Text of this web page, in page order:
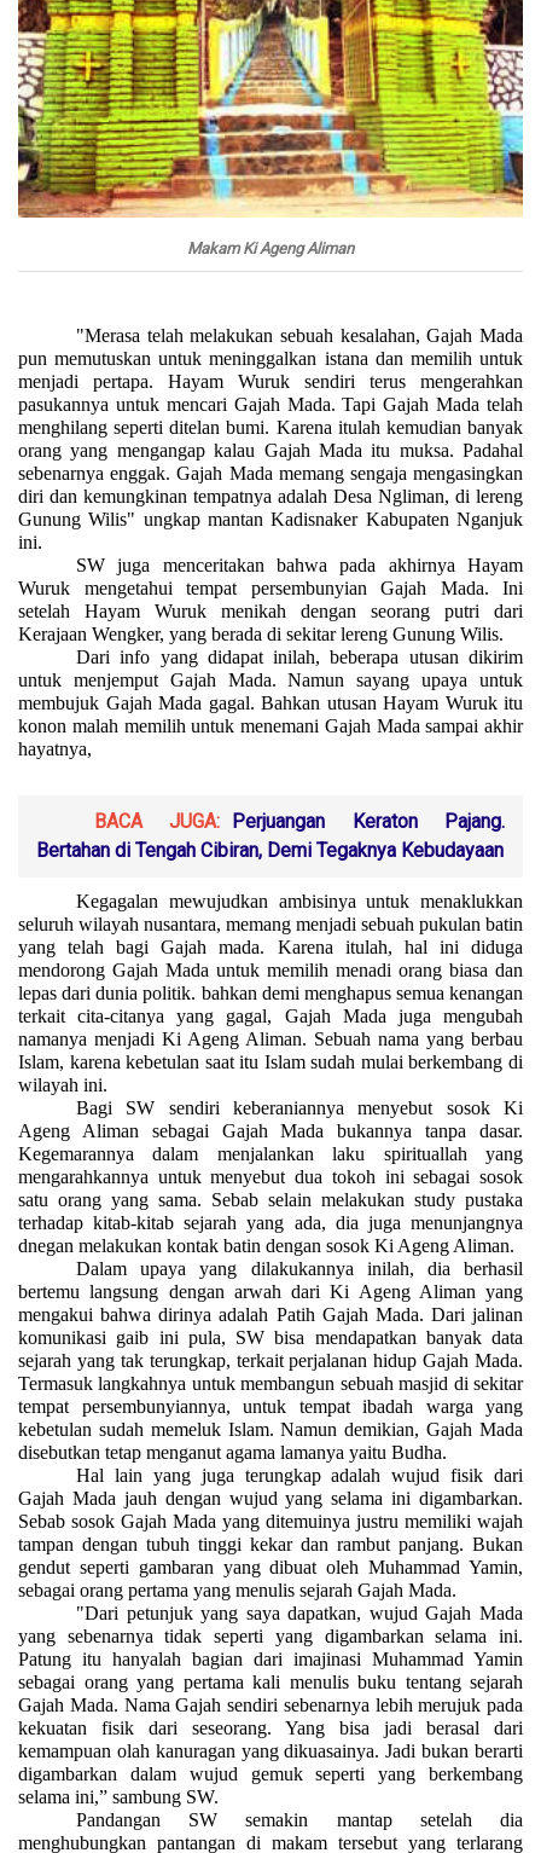
Makam Ki Ageng Aliman
"Merasa telah melakukan sebuah kesalahan, Gajah Mada
pun memutuskan untuk meninggalkan istana dan memilih untuk
menjadi pertapa. Hayam Wuruk sendiri terus mengerahkan
pasukannya untuk mencari Gajah Mada. Tapi Gajah Mada telah
menghilang seperti ditelan bumi. Karena itulah kemudian banyak
orang yang mengangap kalau Gajah Mada itu muksa. Padahal
sebenarnya enggak. Gajah Mada memang sengaja mengasingkan
diri dan kemungkinan tempatnya adalah Desa Ngliman, di lereng
Gunung Wilis" ungkap mantan Kadisnaker Kabupaten Nganjuk
ini.
SW juga menceritakan bahwa pada akhirnya Hayam
Wuruk mengetahui tempat persembunyian Gajah Mada. Ini
setelah Hayam Wuruk menikah dengan seorang putri dari
Kerajaan Wengker, yang berada di sekitar lereng Gunung Wilis.
Dari info yang didapat inilah, beberapa utusan dikirim
untuk menjemput Gajah Mada. Namun sayang upaya untuk
membujuk Gajah Mada gagal. Bahkan utusan Hayam Wuruk itu
konon malah memilih untuk menemani Gajah Mada sampai akhir
hayatnya,
BACA JUGA: Perjuangan Keraton Pajang.
Bertahan di Tengah Cibiran, Demi Tegaknya Kebudayaan
Kegagalan mewujudkan ambisinya untuk menaklukkan
seluruh wilayah nusantara, memang menjadi sebuah pukulan batin
yang telah bagi Gajah mada. Karena itulah, hal ini diduga
mendorong Gajah Mada untuk memilih menadi orang biasa dan
lepas dari dunia politik. bahkan demi menghapus semua kenangan
terkait cita-citanya yang gagal, Gajah Mada juga mengubah
namanya menjadi Ki Ageng Aliman. Sebuah nama yang berbau
Islam, karena kebetulan saat itu Islam sudah mulai berkembang di
wilayah ini.
Bagi SW sendiri keberaniannya menyebut sosok Ki
Ageng Aliman sebagai Gajah Mada bukannya tanpa dasar.
Kegemarannya dalam menjalankan laku spirituallah yang
mengarahkannya untuk menyebut dua tokoh ini sebagai sosok
satu orang yang sama. Sebab selain melakukan study pustaka
terhadap kitab-kitab sejarah yang ada, dia juga menunjangnya
dnegan melakukan kontak batin dengan sosok Ki Ageng Aliman.
Dalam upaya yang dilakukannya inilah, dia berhasil
bertemu langsung dengan arwah dari Ki Ageng Aliman yang
mengakui bahwa dirinya adalah Patih Gajah Mada. Dari jalinan
komunikasi gaib ini pula, SW bisa mendapatkan banyak data
sejarah yang tak terungkap, terkait perjalanan hidup Gajah Mada.
Termasuk langkahnya untuk membangun sebuah masjid di sekitar
tempat persembunyiannya, untuk tempat ibadah warga yang
kebetulan sudah memeluk Islam. Namun demikian, Gajah Mada
disebutkan tetap menganut agama lamanya yaitu Budha.
Hal lain yang juga terungkap adalah wujud fisik dari
Gajah Mada jauh dengan wujud yang selama ini digambarkan.
Sebab sosok Gajah Mada yang ditemuinya justru memiliki wajah
tampan dengan tubuh tinggi kekar dan rambut panjang. Bukan
gendut seperti gambaran yang dibuat oleh Muhammad Yamin,
sebagai orang pertama yang menulis sejarah Gajah Mada.
"Dari petunjuk yang saya dapatkan, wujud Gajah Mada
yang sebenarnya tidak seperti yang digambarkan selama ini.
Patung itu hanyalah bagian dari imajinasi Muhammad Yamin
sebagai orang yang pertama kali menulis buku tentang sejarah
Gajah Mada. Nama Gajah sendiri sebenarnya lebih merujuk pada
kekuatan fisik dari seseorang. Yang bisa jadi berasal dari
kemampuan olah kanuragan yang dikuasainya. Jadi bukan berarti
digambarkan dalam wujud gemuk seperti yang berkembang
selama ini,” sambung SW.
Pandangan SW semakin mantap setelah dia
menghubungkan pantangan di makam tersebut yang terlarang